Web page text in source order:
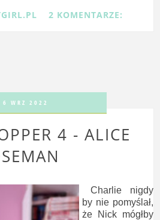
2 KOMENTARZE:
6 WRZ 2022
4 - ALICE
Charlie nigdy
by nie pomyślał,
że Nick mógłby